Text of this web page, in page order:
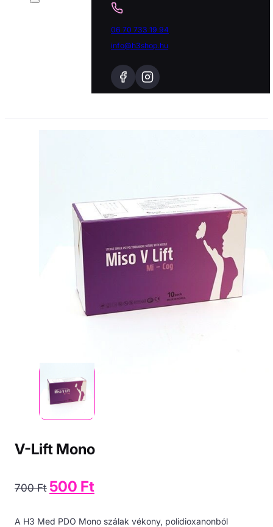
06 70 733 19 94
info@h3shop.hu
V-Lift Mono
700Ft Original
price
700 Ft.
500 Ftprice
500 Ft.
A H3 Med PDO Mono szálak vékony, polidioxanonból